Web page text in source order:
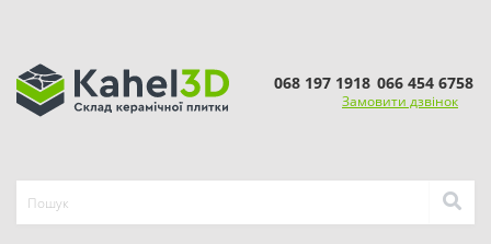
068 197 1918 066 454 6758
Замовити дзвінок